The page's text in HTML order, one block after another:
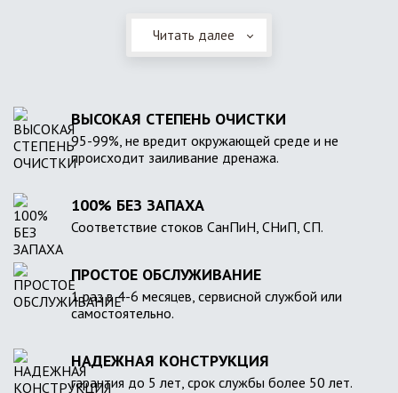
Читать далее
ВЫСОКАЯ СТЕПЕНЬ ОЧИСТКИ
95-99%, не вредит окружающей среде и не
происходит заиливание дренажа.
100% БЕЗ ЗАПАХА
Соответствие стоков СанПиН, СНиП, СП.
ПРОСТОЕ ОБСЛУЖИВАНИЕ
1 раз в 4-6 месяцев, сервисной службой или
самостоятельно.
НАДЕЖНАЯ КОНСТРУКЦИЯ
гарантия до 5 лет, срок службы более 50 лет.